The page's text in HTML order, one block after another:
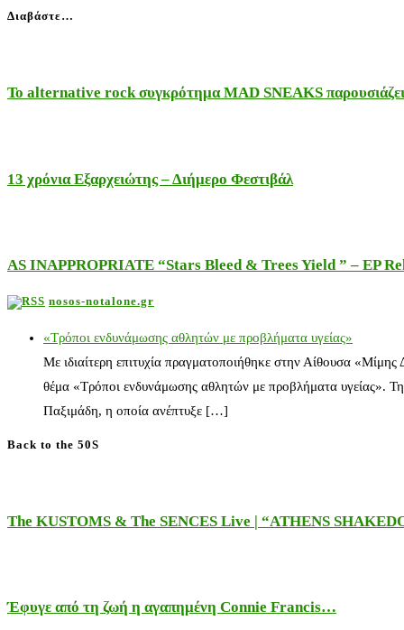
Διαβάστε…
Το alternative rock συγκρότημα MAD SNEAKS
13 χρόνια Εξαρχειώτης – Διήμερο Φεστιβάλ
AS INAPPROPRIATE “Stars Bleed & Trees Yield ” – EP
nosos-notalone.gr
«Τρόποι ενδυνάμωσης αθλητών με προβλήματα υγείας»
Με ιδιαίτερη επιτυχία πραγματοποιήθηκε στην Αίθουσα
θέμα «Τρόποι ενδυνάμωσης αθλητών με προβλήματα υγείας».
Παξιμάδη, η οποία ανέπτυξε […]
Back to the 50S
The KUSTOMS & The SENCES Live | “ATHENS
Έφυγε από τη ζωή η αγαπημένη Connie Francis…